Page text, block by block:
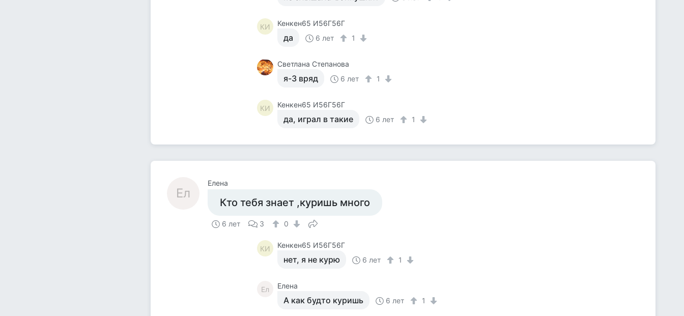
КИ Кенкен65 И56Г56Г
да 6 лет 1
Светлана Степанова
я-3 вряд 6 лет 1
КИ Кенкен65 И56Г56Г
да, играл в такие 6 лет 1
Ел
Елена
Кто тебя знает ,куришь много
6 лет 3 0
КИ Кенкен65 И56Г56Г
нет, я не курю 6 лет 1
Ел Елена
А как будто куришь 6 лет 1